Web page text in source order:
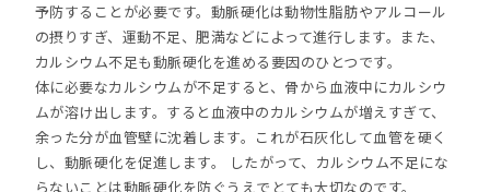
予防することが必要です。動脈硬化は動物性脂肪やアルコール
の摂りすぎ、運動不足、肥満などによって進行します。また、
カルシウム不足も動脈硬化を進める要因のひとつです。
体に必要なカルシウムが不足すると、骨から血液中にカルシウ
ムが溶け出します。すると血液中のカルシウムが増えすぎて、
余った分が血管壁に沈着します。これが石灰化して血管を硬く
し、動脈硬化を促進します。 したがって、カルシウム不足にな
らないことは動脈硬化を防ぐうえでとても大切なのです。